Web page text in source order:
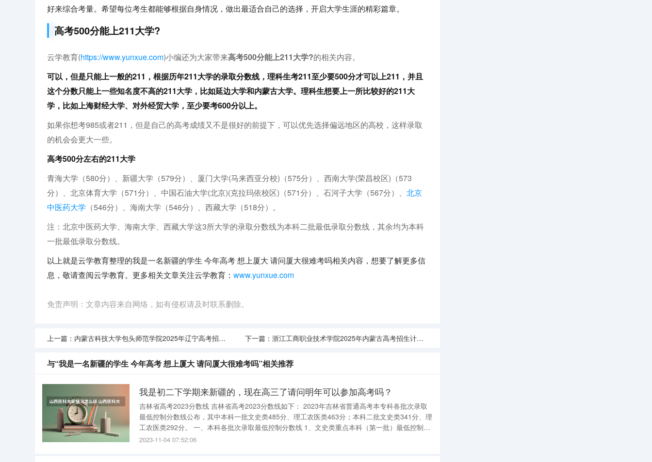
好来综合考量。希望每位考生都能够根据自身情况，做出最适合自己的选择，开启大学生涯的精彩篇章。
高考500分能上211大学?
云学教育(https://www.yunxue.com)小编还为大家带来高考500分能上211大学?的相关内容。
可以，但是只能上一般的211，根据历年211大学的录取分数线，理科生考211至少要500分才可以上211，并且
这个分数只能上一些知名度不高的211大学，比如延边大学和内蒙古大学。理科生想要上一所比较好的211大
学，比如上海财经大学、对外经贸大学，至少要考600分以上。
如果你想考985或者211，但是自己的高考成绩又不是很好的前提下，可以优先选择偏远地区的高校，这样录取
的机会会更大一些。
高考500分左右的211大学
青海大学（580分）、新疆大学（579分）、厦门大学(马来西亚分校)（575分）、西南大学(荣昌校区)（573
分）、北京体育大学（571分）、中国石油大学(北京)(克拉玛依校区)（571分）、石河子大学（567分）、 北京
中医药大学 （546分）、海南大学（546分）、西藏大学（518分）。
注：北京中医药大学、海南大学、西藏大学这3所大学的录取分数线为本科二批最低录取分数线，其余均为本科
一批最低录取分数线。
以上就是云学教育整理的我是一名新疆的学生 今年高考 想上厦大 请问厦大很难考吗相关内容，想要了解更多信
息，敬请查阅云学教育。更多相关文章关注云学教育： www.yunxue.com
免责声明：文章内容来自网络，如有侵权请及时联系删除。
上一篇： 内蒙古科技大学包头师范学院2025年辽宁高考招生计划预测 下一篇：浙江工商职业技术学院2025年内蒙古高考招生计划预测
与“我是一名新疆的学生 今年高考 想上厦大 请问厦大很难考吗”相关推荐
我是初二下学期来新疆的，现在高三了请问明年可以参加高考吗？
吉林省高考2023分数线 吉林省高考2023分数线如下： 2023年吉林省普通高考本专科各批次录取
最低控制分数线公布，其中本科一批文史类485分、理工农医类463分；本科二批文史类341分、理
工农医类292分。 一、本科各批次录取最低控制分数线 1、文史类重点本科（第一批）最低控制分
2023-11-04 07:52:06